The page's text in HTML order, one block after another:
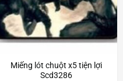
Miếng lót chuột x5 tiện lợi
Scd3286